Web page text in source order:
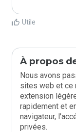
Utile
À propos
Nous avons
sites web et ce
extension
rapidement et
navigateur,
privées.